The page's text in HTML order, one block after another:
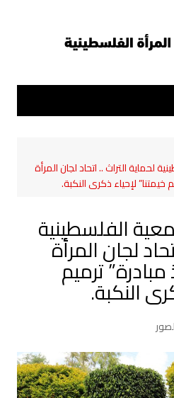
لحماية التراث .. اتحاد لجان المرأة
خيمتنا” لإحياء ذكرى النكبة.
الفلسطينية
لجان المرأة
ترميم
النكبة.